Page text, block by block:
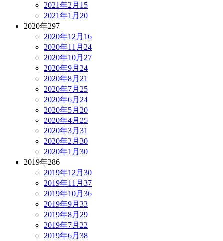
2021年2月 15
2021年1月 20
2020年297
2020年12月 16
2020年11月 24
2020年10月 27
2020年9月 24
2020年8月 21
2020年7月 25
2020年6月 24
2020年5月 20
2020年4月 25
2020年3月 31
2020年2月 30
2020年1月 30
2019年286
2019年12月 30
2019年11月 37
2019年10月 36
2019年9月 33
2019年8月 29
2019年7月 22
2019年6月 38